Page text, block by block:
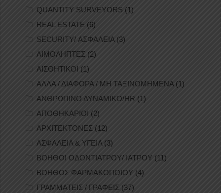
QUANTITY SURVEYORS (1)
REAL ESTATE (6)
SECURITY/ ΑΣΦΑΛΕΙΑ(3)
ΑΙΜΟΛΗΠΤΕΣ (2)
ΑΙΣΘΗΤΙΚΟΙ (1)
ΑΛΛΑ / ΔΙΑΦΟΡΑ / ΜΗ ΤΑΞΙΝΟΜΗΜΕΝΑ(1)
ΑΝΘΡΩΠΙΝΟ ΔΥΝΑΜΙΚΟ/HR (1)
ΑΠΟΘΗΚΑΡΙΟΙ (2)
ΑΡΧΙΤΕΚΤΟΝΕΣ (12)
ΑΣΦΑΛΕΙΑ & ΥΓΕΙΑ(3)
ΒΟΗΘΟΙ ΟΔΟΝΤΙΑΤΡΟΥ/ ΙΑΤΡΟΥ (11)
ΒΟΗΘΟΣ ΦΑΡΜΑΚΟΠΟΙΟΥ (4)
ΓΡΑΜΜΑΤΕΙΣ / ΓΡΑΦΕΙΣ (37)